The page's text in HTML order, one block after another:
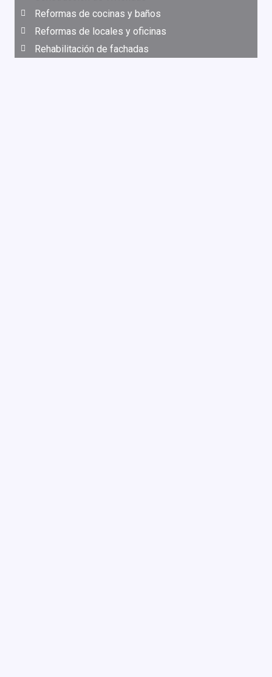
Reformas de cocinas y baños
Reformas de locales y oficinas
Rehabilitación de fachadas